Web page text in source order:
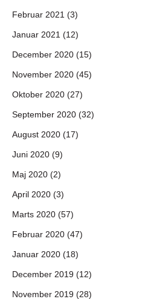
Februar 2021 (3)
Januar 2021 (12)
December 2020 (15)
November 2020 (45)
Oktober 2020 (27)
September 2020 (32)
August 2020 (17)
Juni 2020 (9)
Maj 2020 (2)
April 2020 (3)
Marts 2020 (57)
Februar 2020 (47)
Januar 2020 (18)
December 2019 (12)
November 2019 (28)